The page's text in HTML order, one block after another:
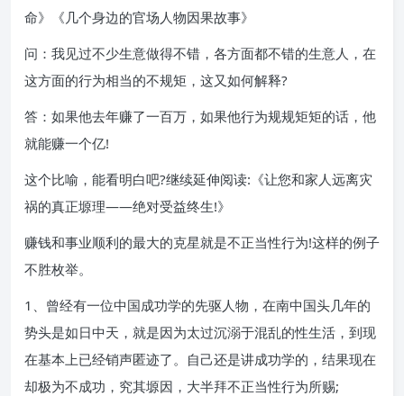
命》《几个身边的官场人物因果故事》
问：我见过不少生意做得不错，各方面都不错的生意人，在
这方面的行为相当的不规矩，这又如何解释?
答：如果他去年赚了一百万，如果他行为规规矩矩的话，他
就能赚一个亿!
这个比喻，能看明白吧?继续延伸阅读:《让您和家人远离灾
祸的真正塬理——绝对受益终生!》
赚钱和事业顺利的最大的克星就是不正当性行为!这样的例子
不胜枚举。
1、曾经有一位中国成功学的先驱人物，在南中国头几年的
势头是如日中天，就是因为太过沉溺于混乱的性生活，到现
在基本上已经销声匿迹了。自己还是讲成功学的，结果现在
却极为不成功，究其塬因，大半拜不正当性行为所赐;